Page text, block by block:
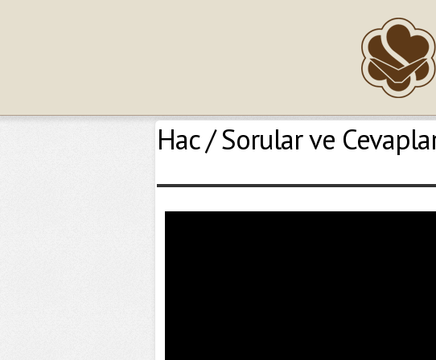
Hac / Sorular ve İsminiz (*)